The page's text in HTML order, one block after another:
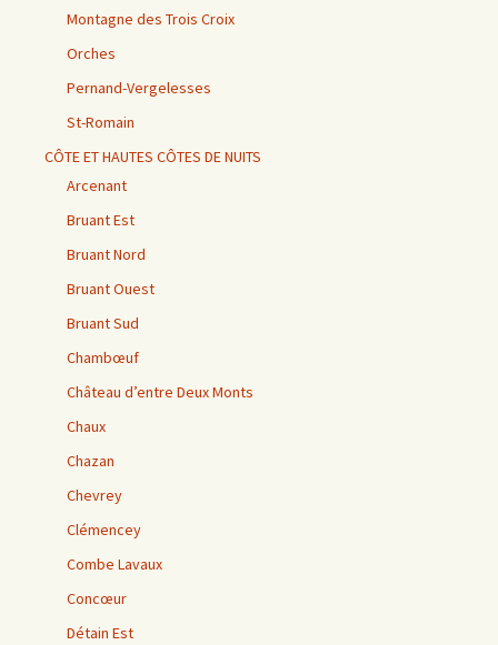
Montagne des Trois Croix
Orches
Pernand-Vergelesses
St-Romain
CÔTE ET HAUTES CÔTES DE NUITS
Arcenant
Bruant Est
Bruant Nord
Bruant Ouest
Bruant Sud
Chambœuf
Château d’entre Deux Monts
Chaux
Chazan
Chevrey
Clémencey
Combe Lavaux
Concœur
Détain Est